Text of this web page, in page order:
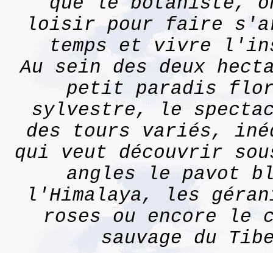
loisir pour faire
temps et vivre
Au sein des deux
petit paradis
sylvestre, le
des tours variés,
qui veut découvrir
angles le pavot
l'Himalaya, les
roses ou encore le
sauvage du